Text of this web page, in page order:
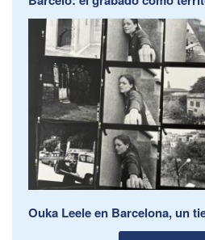
Ouka Leele en Barcelona, un